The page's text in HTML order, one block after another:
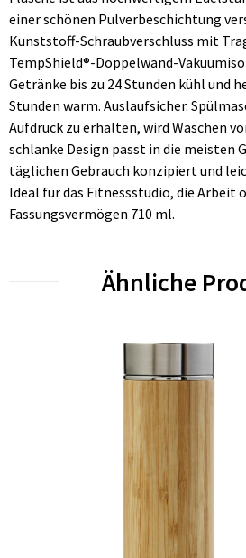
einer schönen Pulverbeschichtung
Kunststoff-Schraubverschluss mit
TempShield®-Doppelwand-
Getränke bis zu 24 Stunden kühl und
Stunden warm. Auslaufsicher.
Aufdruck zu erhalten, wird Waschen
schlanke Design passt in die meisten
täglichen Gebrauch konzipiert und
Ideal für das Fitnessstudio, die Arbeit
Fassungsvermögen 710 ml.
Ähnliche